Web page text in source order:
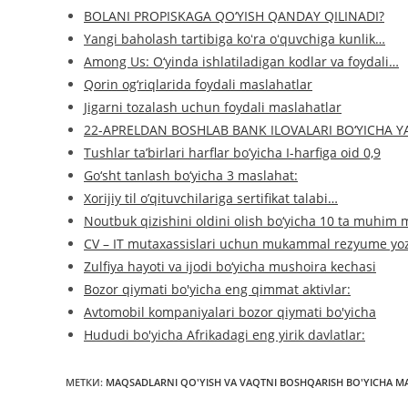
BOLANI PROPISKAGA QO‘YISH QANDAY QILINADI?
Yangi baholash tartibiga koʻra oʻquvchiga kunlik…
Among Us: O‘yinda ishlatiladigan kodlar va foydali…
Qorin og‘riqlarida foydali maslahatlar
Jigarni tozalash uchun foydali maslahatlar
22-APRELDAN BOSHLAB BANK ILOVALARI BO‘YICHA
Tushlar ta’birlari harflar bo’yicha I-harfiga oid 0,9
Go‘sht tanlash bo‘yicha 3 maslahat:
Xorijiy til o’qituvchilariga sertifikat talabi…
Noutbuk qizishini oldini olish bo‘yicha 10 ta muhim
CV – IT mutaxassislari uchun mukammal rezyume
Zulfiya hayoti va ijodi bo‘yicha mushoira kechasi
Bozor qiymati bo'yicha eng qimmat aktivlar:
Avtomobil kompaniyalari bozor qiymati bo'yicha
Hududi bo'yicha Afrikadagi eng yirik davlatlar:
МЕТКИ: MAQSADLARNI QO'YISH VA VAQTNI BOSHQARISH BO'YICHA